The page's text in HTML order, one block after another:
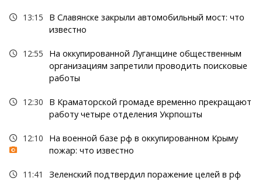
13:15
В Славянске закрыли автомобильный мост: что
известно
12:55
На оккупированной Луганщине общественным
организациям запретили проводить поисковые
работы
12:30
В Краматорской громаде временно прекращают
работу четыре отделения Укрпошты
12:10
На военной базе рф в оккупированном Крыму
пожар: что известно
11:41 Зеленский подтвердил поражение целей в рф